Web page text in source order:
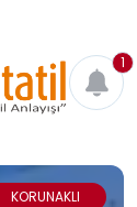
1
KORUNAKLI